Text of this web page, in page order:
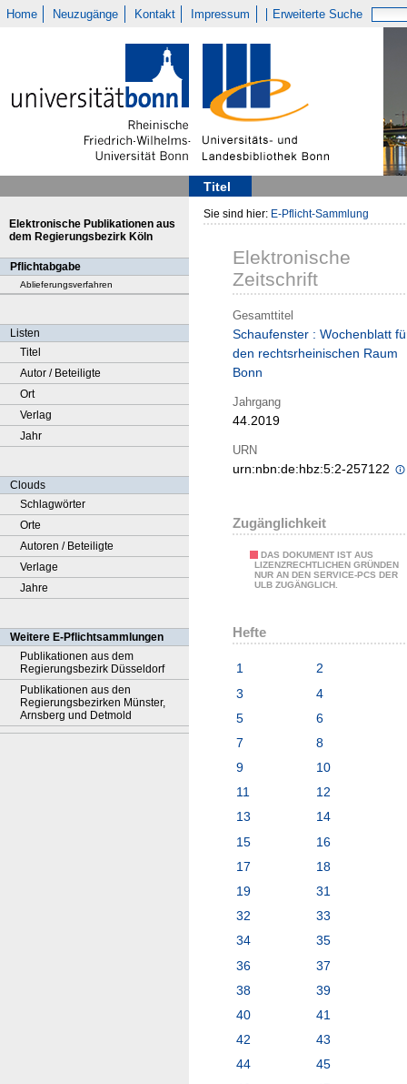
Home Neuzugänge Kontakt Impressum Erweiterte Suche
Titel
Elektronische Publikationen aus
dem Regierungsbezirk Köln
Pflichtabgabe
Ablieferungsverfahren
Listen
Titel
Autor / Beteiligte
Ort
Verlag
Jahr
Clouds
Schlagwörter
Orte
Autoren / Beteiligte
Verlage
Jahre
Weitere E-Pflichtsammlungen
Publikationen aus dem
Regierungsbezirk Düsseldorf
Publikationen aus den
Regierungsbezirken Münster,
Arnsberg und Detmold
Sie sind hier: E-Pflicht-Sammlung
Elektronische
Zeitschrift
Gesamttitel
Schaufenster : Wochenblatt
den rechtsrheinischen Raum
Bonn
Jahrgang
44.2019
URN
urn:nbn:de:hbz:5:2-257122
Zugänglichkeit
DAS DOKUMENT IST AUS
LIZENZRECHTLICHEN GRÜNDEN
NUR AN DEN SERVICE-PCS DER
ULB ZUGÄNGLICH.
Hefte
1
2
3
4
5
6
7
8
9
10
11
12
13
14
15
16
17
18
19
31
32
33
34
35
36
37
38
39
40
41
42
43
44
45